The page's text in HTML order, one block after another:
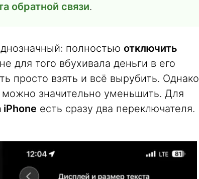
обратной связи.
полностью отключить
для того вбухивала деньги в его
просто взять и всё вырубить. Однако
значительно уменьшить. Для
iPhone есть сразу два переключателя.